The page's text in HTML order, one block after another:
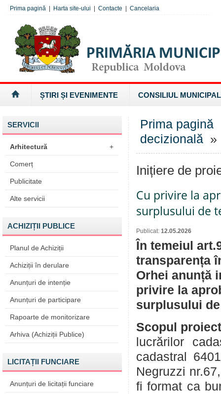
Prima pagină Harta site-ului Contacte Cancelaria
ȘTIRI ȘI EVENIMENTE CONSILIUL MUNICIPAL
SERVICII
Arhitectură +
Comerț
Publicitate
Alte servicii
ACHIZIȚII PUBLICE
Planul de Achiziții
Achiziții în derulare
Anunțuri de intenție
Anunțuri de participare
Rapoarte de monitorizare
Arhiva (Achiziții Publice)
LICITAȚII FUNCIARE
Anunțuri de licitații funciare
Prima pagină
decizională »
Inițiere de
Cu privire la
surplusului de
Publicat: 12.05.2026
În temeiul
transparența
Orhei anunță
privire la
surplusului
Scopul
lucrărilor
cadastral
Negruzzi
fi format ca